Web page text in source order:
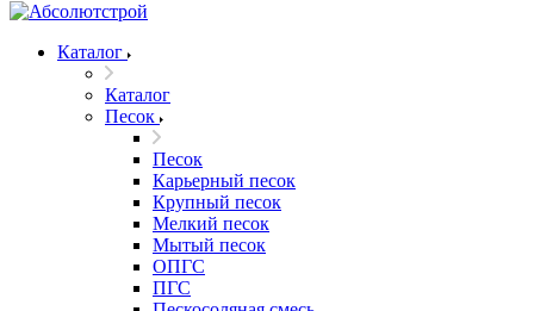
Каталог
Каталог
Песок
Песок
Карьерный песок
Крупный песок
Мелкий песок
Мытый песок
ОПГС
ПГС